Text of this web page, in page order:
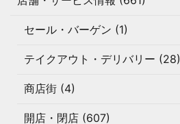
セール・バーゲン (1)
テイクアウト・デリバリー (28)
商店街 (4)
開店・閉店 (607)